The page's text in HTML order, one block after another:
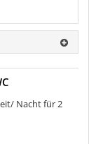
Nacht für 2